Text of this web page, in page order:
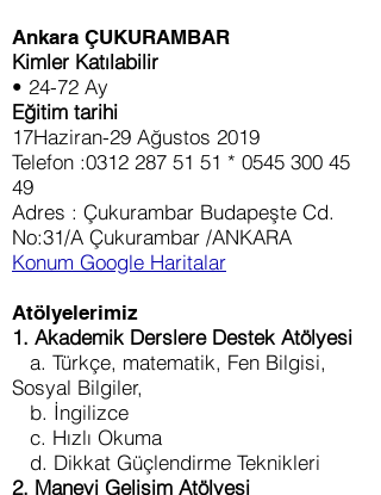
Ankara ÇUKURAMBAR
Kimler Katılabilir
• 24-72 Ay
Eğitim tarihi
17Haziran-29 Ağustos 2019
Telefon :0312 287 51 51 * 0545 300 45
49
Adres : Çukurambar Budapeşte Cd.
No:31/A Çukurambar /ANKARA
Konum Google Haritalar
Atölyelerimiz
1. Akademik Derslere Destek Atölyesi
a. Türkçe, matematik, Fen Bilgisi,
Sosyal Bilgiler,
b. İngilizce
c. Hızlı Okuma
d. Dikkat Güçlendirme Teknikleri
2. Manevi Gelişim Atölyesi